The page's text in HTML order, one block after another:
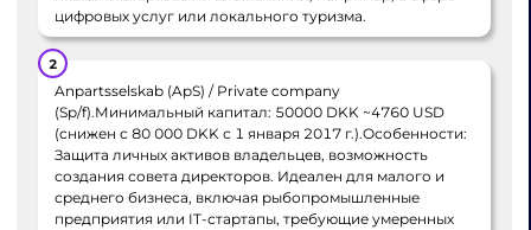
цифровых услуг или локального туризма.
Anpartsselskab (ApS) / Private company
(Sp/f).Минимальный капитал: 50000 DKK ~4760 USD
(снижен с 80 000 DKK с 1 января 2017 г.).Особенности:
Защита личных активов владельцев, возможность
создания совета директоров. Идеален для малого и
среднего бизнеса, включая рыбопромышленные
предприятия или IT-стартапы, требующие умеренных